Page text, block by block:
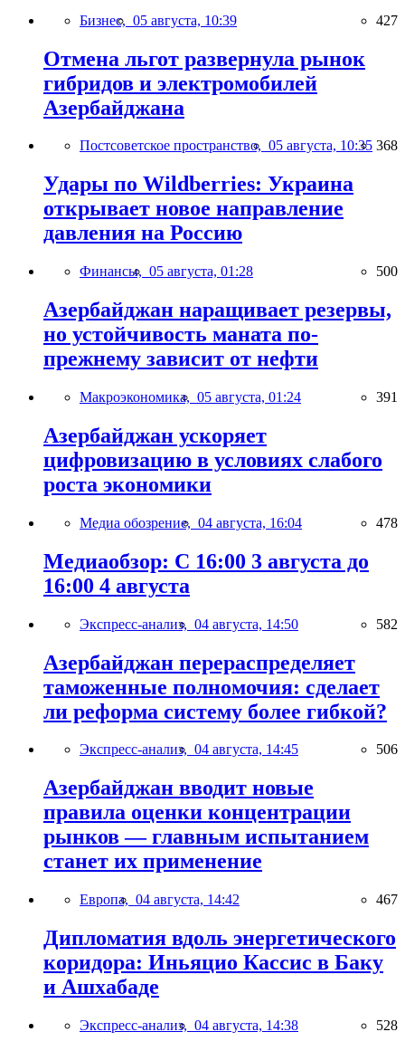
Бизнес, 05 августа, 10:39 427
Отмена льгот развернула рынок
гибридов и электромобилей
Азербайджана
Постсоветское пространство, 05 августа, 10:35 368
Удары по Wildberries: Украина
открывает новое направление
давления на Россию
Финансы, 05 августа, 01:28 500
Азербайджан наращивает резервы,
но устойчивость маната по-
прежнему зависит от нефти
Макроэкономика, 05 августа, 01:24 391
Азербайджан ускоряет
цифровизацию в условиях слабого
роста экономики
Медиа обозрение, 04 августа, 16:04 478
Медиаобзор: С 16:00 3 августа до
16:00 4 августа
Экспресс-анализ, 04 августа, 14:50 582
Азербайджан перераспределяет
таможенные полномочия: сделает
ли реформа систему более гибкой?
Экспресс-анализ, 04 августа, 14:45 506
Азербайджан вводит новые
правила оценки концентрации
рынков — главным испытанием
станет их применение
Европа, 04 августа, 14:42 467
Дипломатия вдоль энергетического
коридора: Иньяцио Кассис в Баку
и Ашхабаде
Экспресс-анализ, 04 августа, 14:38 528